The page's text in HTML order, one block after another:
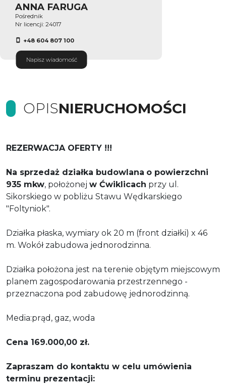
ANNA FARUGA
Pośrednik
Nr licencji: 24017
+48 604 807 100
Napisz wiadomość
OPISNIERUCHOMOŚCI
REZERWACJA OFERTY !!!
Na sprzedaż działka budowlana o powierzchni
935 mkw, położonej w Ćwiklicach przy ul.
Sikorskiego w pobliżu Stawu Wędkarskiego
"Foltyniok".
Działka płaska, wymiary ok 20 m (front działki) x 46
m. Wokół zabudowa jednorodzinna.
Działka położona jest na terenie objętym miejscowym
planem zagospodarowania przestrzennego -
przeznaczona pod zabudowę jednorodzinną.
Media:prąd, gaz, woda
Cena 169.000,00 zł.
Zapraszam do kontaktu w celu umówienia
terminu prezentacji: